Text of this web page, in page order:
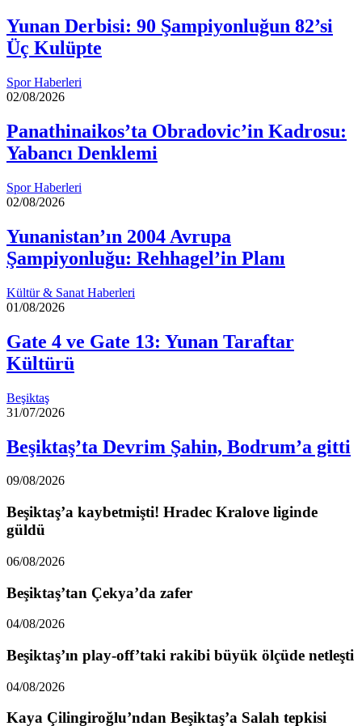
Yunan Derbisi: 90 Şampiyonluğun 82’si
Üç Kulüpte
Spor Haberleri
02/08/2026
Panathinaikos’ta Obradovic’in Kadrosu:
Yabancı Denklemi
Spor Haberleri
02/08/2026
Yunanistan’ın 2004 Avrupa
Şampiyonluğu: Rehhagel’in Planı
Kültür & Sanat Haberleri
01/08/2026
Gate 4 ve Gate 13: Yunan Taraftar
Kültürü
Beşiktaş
31/07/2026
Beşiktaş’ta Devrim Şahin, Bodrum’a gitti
09/08/2026
Beşiktaş’a kaybetmişti! Hradec Kralove liginde
güldü
06/08/2026
Beşiktaş’tan Çekya’da zafer
04/08/2026
Beşiktaş’ın play-off’taki rakibi büyük ölçüde netleşti
04/08/2026
Kaya Çilingiroğlu’ndan Beşiktaş’a Salah tepkisi